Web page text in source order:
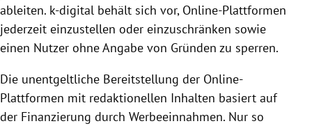
ableiten. k-digital behält sich vor, Online-Plattformen
jederzeit einzustellen oder einzuschränken sowie
einen Nutzer ohne Angabe von Gründen zu sperren.
Die unentgeltliche Bereitstellung der Online-
Plattformen mit redaktionellen Inhalten basiert auf
der Finanzierung durch Werbeeinnahmen. Nur so